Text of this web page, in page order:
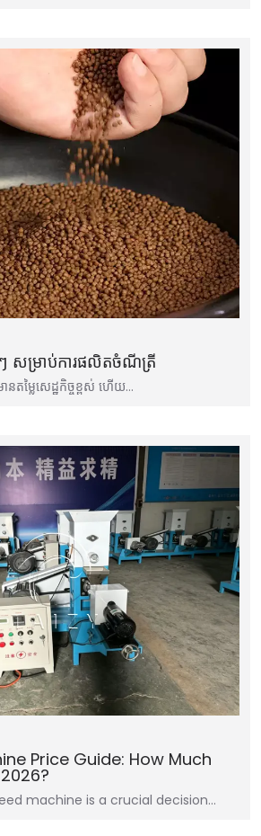
សម្រាប់ការផលិតចំណីត្រី
នតម្លៃសេដ្ឋកិច្ចខ្ពស់ ហើយ…
Price Guide: How Much
machine is a crucial decision…